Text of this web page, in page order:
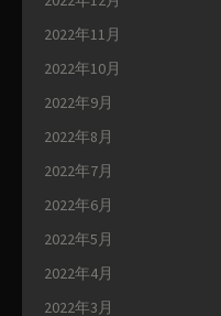
2022年11月
2022年10月
2022年9月
2022年8月
2022年7月
2022年6月
2022年5月
2022年4月
2022年3月